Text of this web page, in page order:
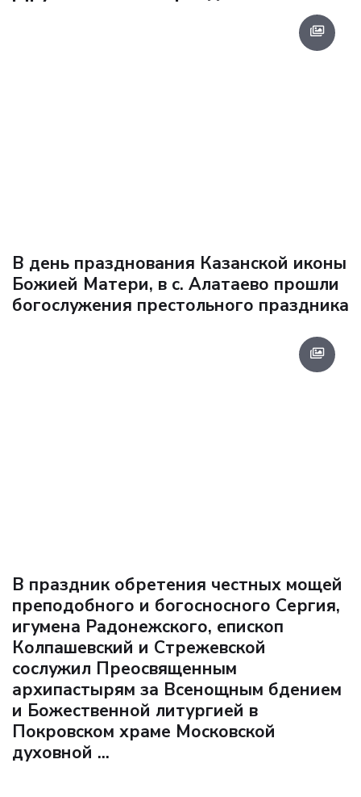
В день празднования Казанской иконы
Божией Матери, в с. Алатаево прошли
богослужения престольного праздника
В праздник обретения честных мощей
преподобного и богосносного Сергия,
игумена Радонежского, епископ
Колпашевский и Стрежевской
сослужил Преосвященным
архипастырям за Всенощным бдением
и Божественной литургией в
Покровском храме Московской
духовной ...